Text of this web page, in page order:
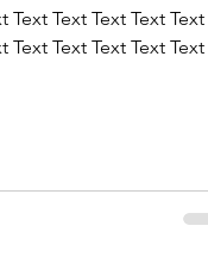
Text Text Text Text Text
Text Text Text Text Text